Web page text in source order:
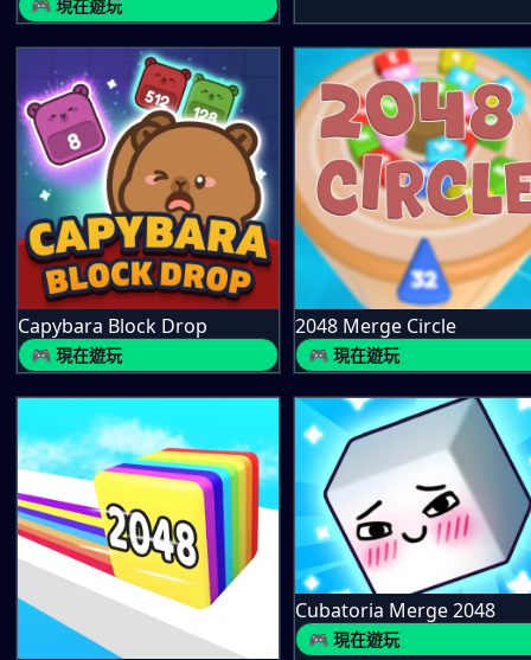
🎮 現在遊玩
Capybara Block Drop
🎮 現在遊玩
2048 Merge Circle
🎮 現在遊玩
Cubatoria Merge 2048
🎮 現在遊玩